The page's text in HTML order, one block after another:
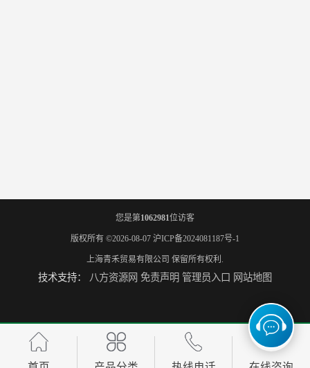
您是第1062981位访客
版权所有 ©2026-08-07 沪ICP备2024081187号-1
上海青禾贸易有限公司 保留所有权利.
技术支持： 八方资源网 免责声明 管理员入口 网站地图